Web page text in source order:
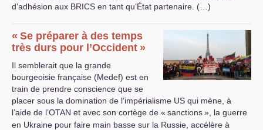
d’adhésion aux BRICS en tant qu’État partenaire. (…)
« Se préparer à des temps
très durs pour l’Occident »
Il semblerait que la grande
bourgeoisie française (Medef) est en
train de prendre conscience que se
placer sous la domination de l’impérialisme US qui mène, à
l’aide de l’OTAN et avec son cortège de « sanctions», la guerre
en Ukraine pour faire main basse sur la Russie, accélère à